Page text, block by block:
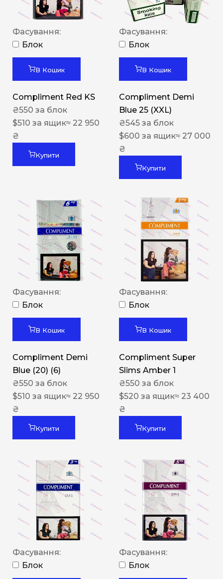
Фасування:
Блок
В Кошик
Compliment Red KS
₴550 за блок
$510 за ящик≈ 22 950
₴
Купити
Фасування:
Блок
В Кошик
Compliment Demi
Blue 25 (XXL)
₴545 за блок
$600 за ящик≈ 27 000
₴
Купити
Фасування:
Блок
В Кошик
Compliment Demi
Blue (20) (6)
₴550 за блок
$510 за ящик≈ 22 950
₴
Купити
Фасування:
Блок
В Кошик
Compliment Super
Slims Amber 1
₴550 за блок
$520 за ящик≈ 23 400
₴
Купити
Фасування:
Блок
Фасування:
Блок